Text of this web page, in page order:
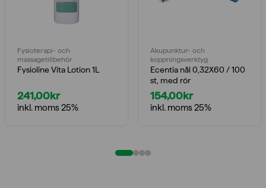
Fysioterapi- och
massagetillbehör
Fysioline Vita Lotion 1L
241,00kr
inkl. moms 25%
Akupunktur- och
koppningsverktyg
Ecentia nål 0,32X60 / 100
st, med rör
154,00kr
inkl. moms 25%